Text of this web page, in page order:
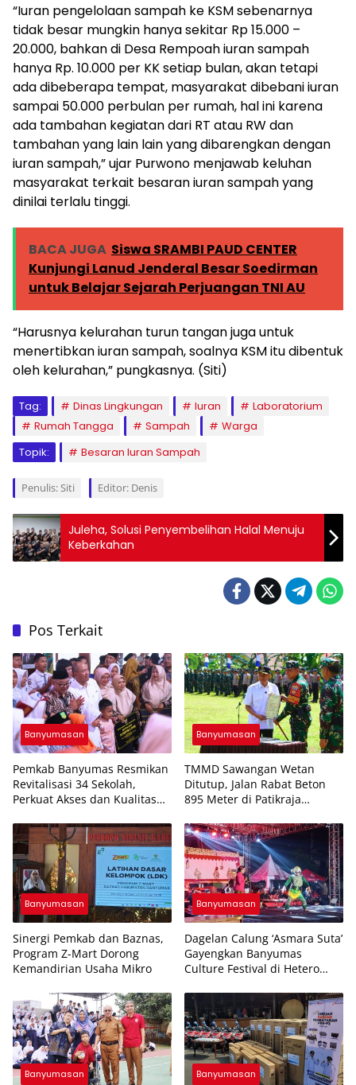
“Iuran pengelolaan sampah ke KSM sebenarnya
tidak besar mungkin hanya sekitar Rp 15.000 –
20.000, bahkan di Desa Rempoah iuran sampah
hanya Rp. 10.000 per KK setiap bulan, akan tetapi
ada dibeberapa tempat, masyarakat dibebani iuran
sampai 50.000 perbulan per rumah, hal ini karena
ada tambahan kegiatan dari RT atau RW dan
tambahan yang lain lain yang dibarengkan dengan
iuran sampah,” ujar Purwono menjawab keluhan
masyarakat terkait besaran iuran sampah yang
dinilai terlalu tinggi.
BACA JUGA Siswa SRAMBI PAUD CENTER
Kunjungi Lanud Jenderal Besar Soedirman
untuk Belajar Sejarah Perjuangan TNI AU
“Harusnya kelurahan turun tangan juga untuk
menertibkan iuran sampah, soalnya KSM itu dibentuk
oleh kelurahan,” pungkasnya. (Siti)
Tag: Dinas Lingkungan Iuran
Laboratorium
Rumah Tangga
Sampah
Warga
Topik:
Besaran Iuran Sampah
Penulis: Siti Editor: Denis
Juleha, Solusi Penyembelihan Halal Menuju
Keberkahan
Pos Terkait
Banyumasan
Pemkab Banyumas Resmikan
Revitalisasi 34 Sekolah,
Perkuat Akses dan Kualitas
Banyumasan
TMMD Sawangan Wetan
Ditutup, Jalan Rabat Beton
895 Meter di Patikraja
Banyumasan
Sinergi Pemkab dan Baznas,
Program Z-Mart Dorong
Kemandirian Usaha Mikro
Banyumasan
Dagelan Calung ‘Asmara Suta’
Gayengkan Banyumas
Culture Festival di Hetero
Banyumasan Banyumasan